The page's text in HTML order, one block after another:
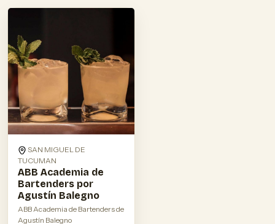
SAN MIGUEL DE
TUCUMAN
ABB Academia de
Bartenders por
Agustín Balegno
ABB Academia de Bartenders de
Agustín Balegno